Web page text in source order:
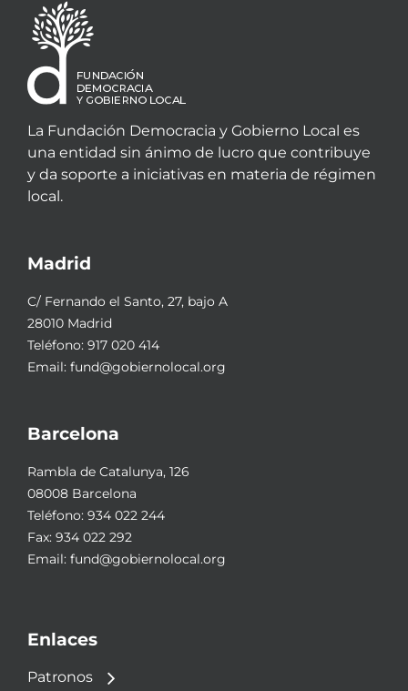
La Fundación Democracia y Gobierno Local es
una entidad sin ánimo de lucro que contribuye
y da soporte a iniciativas en materia de régimen
local.
Madrid
C/ Fernando el Santo, 27, bajo A
28010 Madrid
Teléfono: 917 020 414
Email: fund@gobiernolocal.org
Barcelona
Rambla de Catalunya, 126
08008 Barcelona
Teléfono: 934 022 244
Fax: 934 022 292
Email: fund@gobiernolocal.org
Enlaces
Patronos